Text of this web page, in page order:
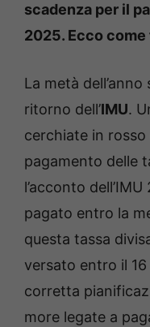
scadenza per il
2025. Ecco come
La metà
ritorno dell’IMU.
cerchiate in
pagamento delle
l’acconto
pagato entro la
questa tassa
versato entro il
corretta
more legate a